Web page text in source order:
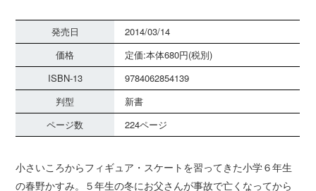
発売日
2014/03/14
価格
定価:本体680円(税別)
ISBN-13
9784062854139
判型
新書
ページ数
224ページ
小さいころからフィギュア・スケートを習ってきた小学６年生
の春野かすみ。５年生の冬にお父さんが事故で亡くなってから